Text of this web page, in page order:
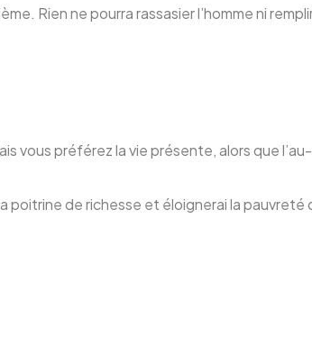
Rien ne pourra rassasier l’homme ni
vous préférez la vie présente, alors que
poitrine de richesse et éloignerai la pauvreté